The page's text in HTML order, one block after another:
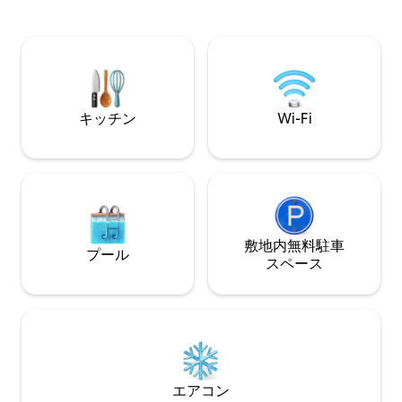
寝室2室があります。すべての部屋にエア
コンが備わっています。17名様まで快適
にご宿泊いただけます。サービスについ
てはお問い合わせください！
ングサービスは別
す。* 大晦日とクリスマス インスタ：
Soleil_casa
キッチン Wi-Fi
プール
敷地内無料駐⁠車
ス⁠ペ⁠ー⁠ス
エアコン